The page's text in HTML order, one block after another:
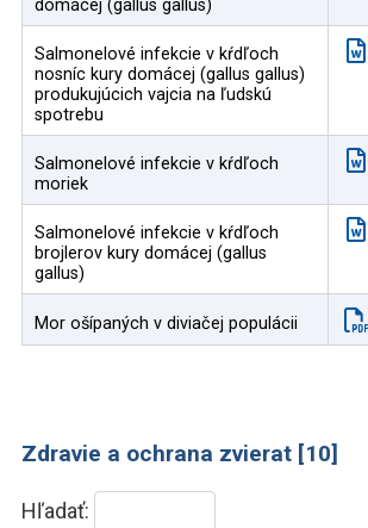
domácej (gallus gallus)
Salmonelové infekcie v kŕdľoch
nosníc kury domácej (gallus gallus)
produkujúcich vajcia na ľudskú
spotrebu
Salmonelové infekcie v kŕdľoch
moriek
Salmonelové infekcie v kŕdľoch
brojlerov kury domácej (gallus
gallus)
Mor ošípaných v diviačej populácii
Zdravie a ochrana zvierat [10]
Hľadať: